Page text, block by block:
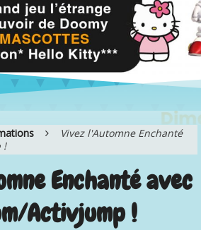
Vivez l'Automne Enchanté
!
Enchanté avec
Activjump !